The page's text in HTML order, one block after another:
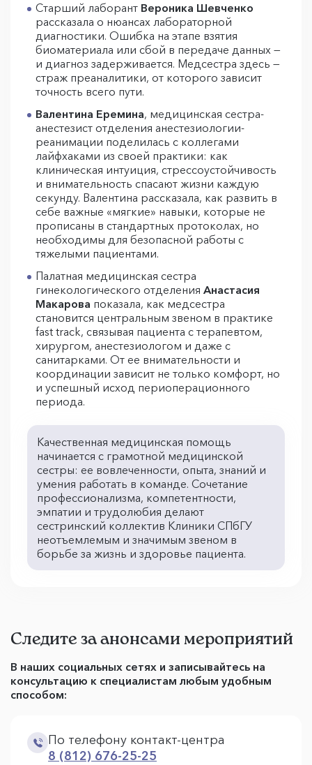
Старший лаборант Вероника Шевченко
рассказала о нюансах лабораторной
диагностики. Ошибка на этапе взятия
биоматериала или сбой в передаче данных —
и диагноз задерживается. Медсестра здесь —
страж преаналитики, от которого зависит
точность всего пути.
Валентина Еремина, медицинская сестра-
анестезист отделения анестезиологии-
реанимации поделилась с коллегами
лайфхаками из своей практики: как
клиническая интуиция, стрессоустойчивость
и внимательность спасают жизни каждую
секунду. Валентина рассказала, как развить в
себе важные «мягкие» навыки, которые не
прописаны в стандартных протоколах, но
необходимы для безопасной работы с
тяжелыми пациентами.
Палатная медицинская сестра
гинекологического отделения Анастасия
Макарова показала, как медсестра
становится центральным звеном в практике
fast track, связывая пациента с терапевтом,
хирургом, анестезиологом и даже с
санитарками. От ее внимательности и
координации зависит не только комфорт, но
и успешный исход периоперационного
периода.
Качественная медицинская помощь
начинается с грамотной медицинской
сестры: ее вовлеченности, опыта, знаний и
умения работать в команде. Сочетание
профессионализма, компетентности,
эмпатии и трудолюбия делают
сестринский коллектив Клиники СПбГУ
неотъемлемым и значимым звеном в
борьбе за жизнь и здоровье пациента.
Следите за анонсами мероприятий
В наших социальных сетях и записывайтесь на
консультацию к специалистам любым удобным
способом:
По телефону контакт-центра
8 (812) 676-25-25